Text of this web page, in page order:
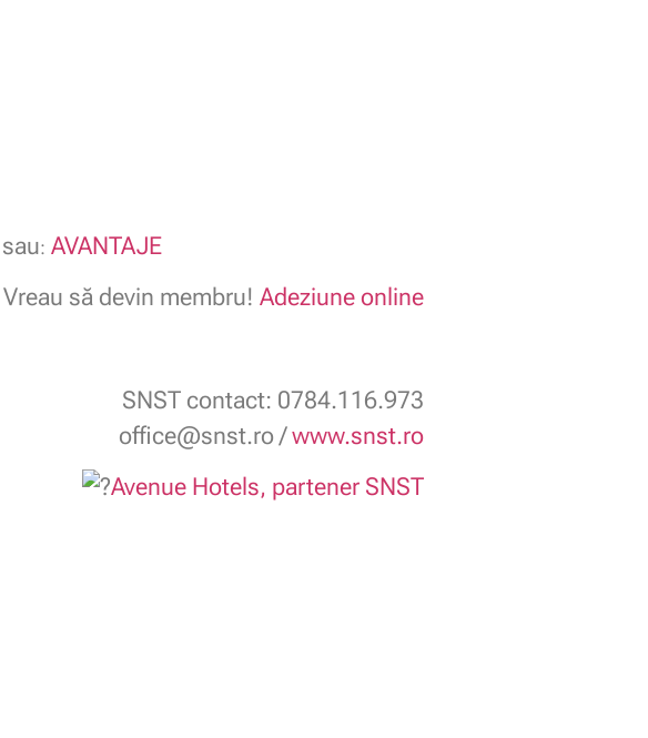
sau: AVANTAJE
Vreau să devin membru!Adeziune online
SNST contact: 0784.116.973
office@snst.ro /www.snst.ro
Avenue Hotels, partener SNST